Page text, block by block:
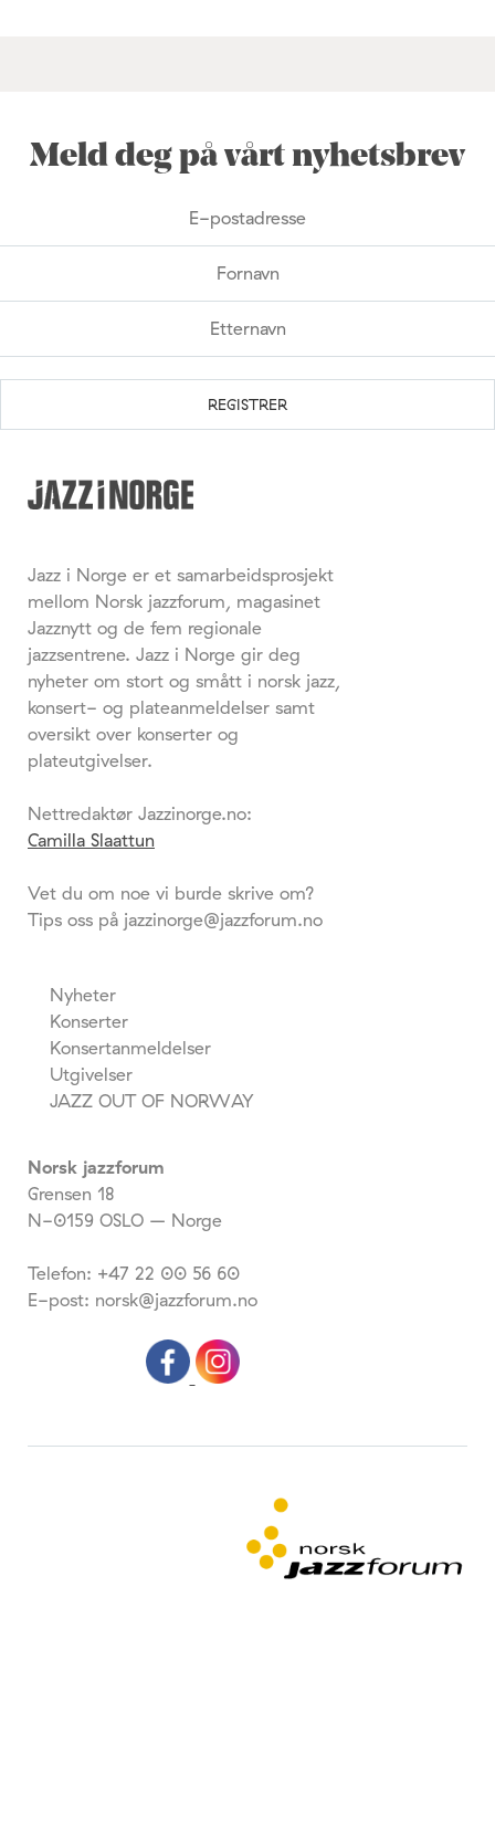
Meld deg på vårt nyhetsbrev
Jazz i Norge er et samarbeidsprosjekt
mellom Norsk jazzforum, magasinet
Jazznytt og de fem regionale
jazzsentrene. Jazz i Norge gir deg
nyheter om stort og smått i norsk jazz,
konsert- og plateanmeldelser samt
oversikt over konserter og
plateutgivelser.
Nettredaktør Jazzinorge.no:
Camilla Slaattun
Vet du om noe vi burde skrive om?
Tips oss på jazzinorge@jazzforum.no
Nyheter
Konserter
Konsertanmeldelser
Utgivelser
JAZZ OUT OF NORWAY
Norsk jazzforum
Grensen 18
N-0159 OSLO – Norge
Telefon: +47 22 00 56 60
E-post: norsk@jazzforum.no